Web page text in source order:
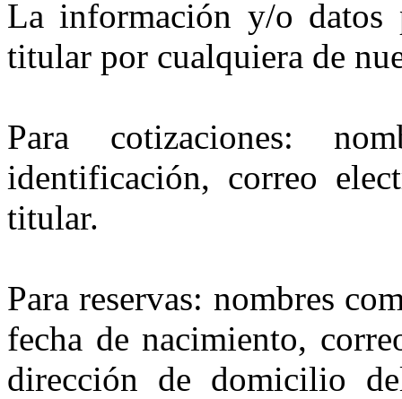
La información y/o datos
titular por cualquiera de
Para cotizaciones:
identificación, correo
titular.
Para reservas: nombres
fecha de nacimiento,
dirección de domicilio